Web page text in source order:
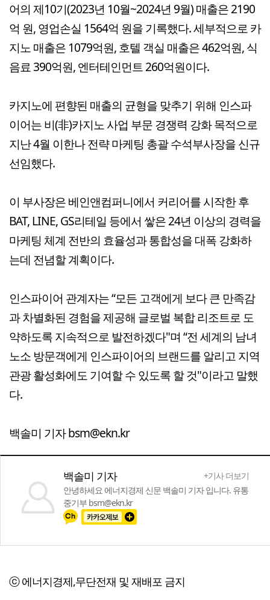
어의 제10기(2023년 10월~2024년 9월) 매출은 2190
억 원, 영업손실 1564억 원을 기록했다. 세부적으로 카
지노 매출은 1079억원, 호텔 객실 매출은 462억원, 식
음료 390억원, 엔터테인먼트 260억원이다.
카지노에 편향된 매출의 균형을 맞추기 위해 인스파
이어는 비(非)카지노 사업 부문 경쟁력 강화 목적으로
지난 4월 이한나 전략 마케팅 총괄 수석부사장을 신규
선임했다.
이 부사장은 베인앤컴퍼니에서 커리어를 시작한 후
BAT, LINE, GS리테일 등에서 쌓은 24년 이상의 경력을
마케팅 체계 전반의 효율성과 통합성을 대폭 강화하
는데 전념할 계획이다.
인스파이어 관계자는 “모든 고객에게 보다 큰 만족감
과 차별화된 경험을 제공해 글로벌 복합 리조트로 도
약하도록 지속적으로 발전하겠다"며 “전 세계의 남녀
노소 방문객에게 인스파이어의 브랜드를 알리고 지역
관광 활성화에도 기여할 수 있도록 할 것"이라고 말했
다.
백솔미 기자 bsm@ekn.kr
백솔미 기자
+기사 더보기
안녕하세요 에너지경제 신문 백솔미 기자 입니다. 유통
중기부 bsm@ekn.kr
ⓒ 에너지경제,무단전재 및 재배포 금지